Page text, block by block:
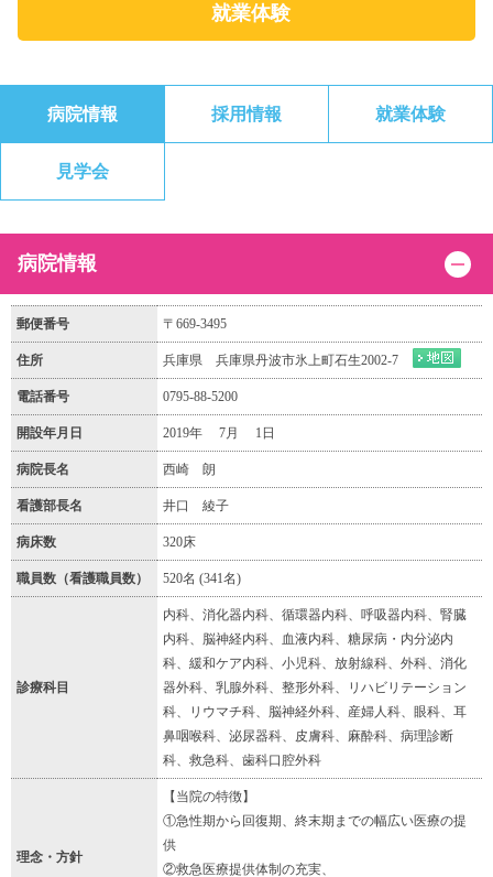
就業体験
病院情報 採用情報 就業体験
見学会
病院情報
郵便番号 〒669-3495
住所 兵庫県 兵庫県丹波市氷上町石生2002-7
電話番号 0795-88-5200
開設年月日 2019年 7月 1日
病院長名 西崎 朗
看護部長名 井口 綾子
病床数 320床
職員数（看護職員数） 520名 (341名)
診療科目
内科、消化器内科、循環器内科、呼吸器内科、腎臓
内科、脳神経内科、血液内科、糖尿病・内分泌内
科、緩和ケア内科、小児科、放射線科、外科、消化
器外科、乳腺外科、整形外科、リハビリテーション
科、リウマチ科、脳神経外科、産婦人科、眼科、耳
鼻咽喉科、泌尿器科、皮膚科、麻酔科、病理診断
科、救急科、歯科口腔外科
理念・方針
【当院の特徴】
①急性期から回復期、終末期までの幅広い医療の提
供
②救急医療提供体制の充実、